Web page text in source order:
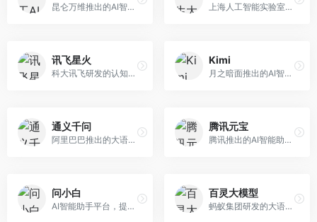
昆仑万维推出的AI智能助手，集成搜索、对话、创作等多种能力。面向普通用户和内容创作者，支持联网搜索、文本生成、图像理解等功能，响应速度快，免费使用。 上海人工智能实验室研发的开源大模型系列，支持多尺度和多模态。面向研究机构和开发者，开源生态完善，学术研究背景深厚，适合科研和定制开发。
讯飞星火
科大讯飞研发的认知智能大模型，深度融合语音识别和自然语言处理技术。面向企业用户和教育领域，提供语音交互、文档处理、代码生成等服务，中文语音识别准确率高。
Kimi
月之暗面推出的AI智能助手，核心优势在于超长文本处理能力，支持20万字以上文档分析。面向学术研究者、职场人士和内容创作者，提供文档解读、PPT生成、联网搜索等综合服务。
通义千问
阿里巴巴推出的大语言模型平台，提供对话问答、文档处理、图像理解、代码编写等全方位AI服务。面向企业用户和个人开发者，集成阿里云生态，支持多模态交互，企业级安全保障。
腾讯元宝
腾讯推出的AI智能助手，整合微信生态和腾讯云服务。面向普通用户和企业客户，支持文档解析、图像理解、联网搜索等功能，与腾讯产品无缝衔接，办公协作便捷。
问小白
AI智能助手平台，提供知识问答、文本创作、文档处理等服务。面向普通用户和职场人士，操作简便，响应速度快，支持多场景应用。
百灵大模型
蚂蚁集团研发的大语言模型平台，专注于金融科技和企业服务。面向金融机构和企业客户，提供智能客服、风险分析、文档处理等服务，金融场景理解深入。